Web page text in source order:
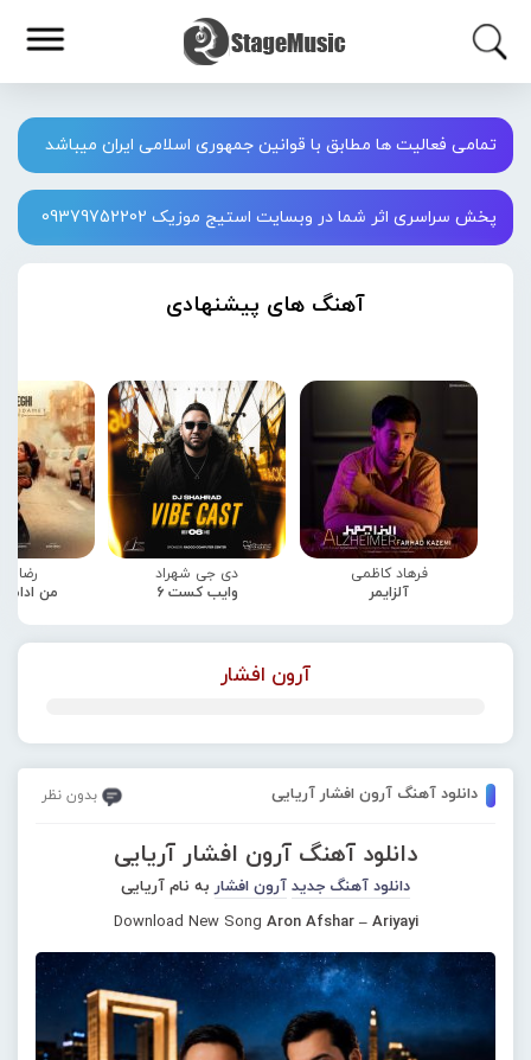
تمامی فعالیت ها مطابق با قوانین جمهوری اسلامی ایران میباشد
پخش سراسری اثر شما در وبسایت استیج موزیک 09379752202
آهنگ های پیشنهادی
فرهاد کاظمی
آلزایمر
دی جی شهراد
وایب کست 6
رضا
من
آرون افشار
دانلود آهنگ آرون افشار آریایی بدون نظر
دانلود آهنگ آرون افشار آریایی
دانلود آهنگ جدید آرون افشار به نام آریایی
Download New Song Aron Afshar – Ariyayi